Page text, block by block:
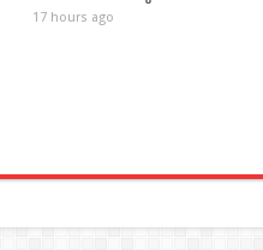
17 hours ago